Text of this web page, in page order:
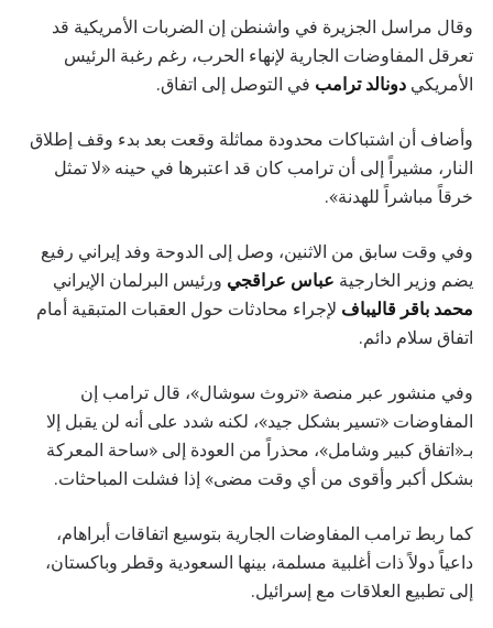
وقال مراسل الجزيرة في واشنطن إن الضربات الأمريكية قد
تعرقل المفاوضات الجارية لإنهاء الحرب، رغم رغبة الرئيس
الأمريكي دونالد ترامب في التوصل إلى اتفاق.
وأضاف أن اشتباكات محدودة مماثلة وقعت بعد بدء وقف إطلاق
النار، مشيراً إلى أن ترامب كان قد اعتبرها في حينه «لا تمثل
خرقاً مباشراً للهدنة».
وفي وقت سابق من الاثنين، وصل إلى الدوحة وفد إيراني رفيع
يضم وزير الخارجية عباس عراقجي ورئيس البرلمان الإيراني
محمد باقر قاليباف لإجراء محادثات حول العقبات المتبقية أمام
اتفاق سلام دائم.
وفي منشور عبر منصة «تروث سوشال»، قال ترامب إن
المفاوضات «تسير بشكل جيد»، لكنه شدد على أنه لن يقبل إلا
بـ«اتفاق كبير وشامل»، محذراً من العودة إلى «ساحة المعركة
بشكل أكبر وأقوى من أي وقت مضى» إذا فشلت المباحثات.
كما ربط ترامب المفاوضات الجارية بتوسيع اتفاقات أبراهام،
داعياً دولاً ذات أغلبية مسلمة، بينها السعودية وقطر وباكستان،
إلى تطبيع العلاقات مع إسرائيل.